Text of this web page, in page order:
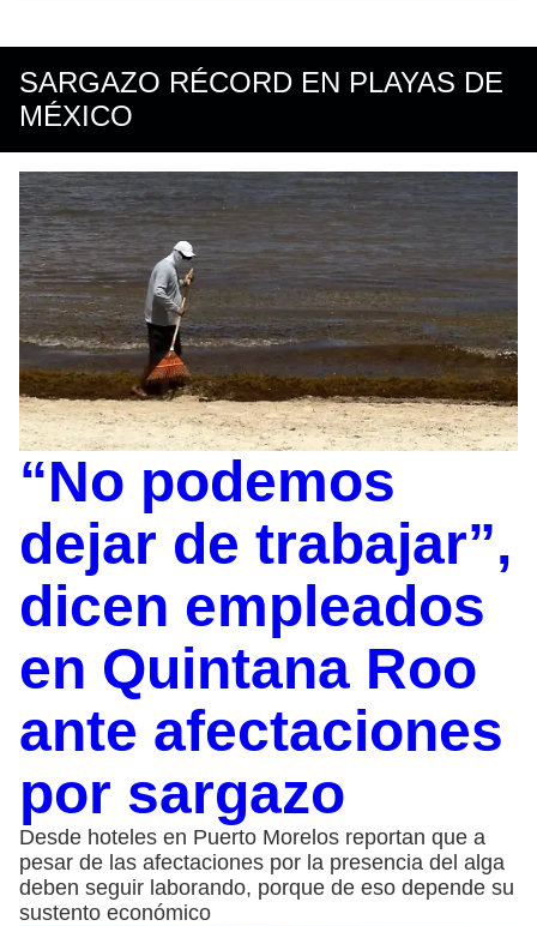
SARGAZO RÉCORD EN PLAYAS DE
MÉXICO
“No podemos
dejar de trabajar”,
dicen empleados
en Quintana Roo
ante afectaciones
por sargazo
Desde hoteles en Puerto Morelos reportan que a
pesar de las afectaciones por la presencia del alga
deben seguir laborando, porque de eso depende su
sustento económico